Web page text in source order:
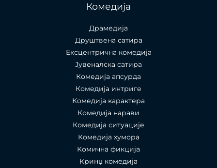
Комедија
Драмедија
Друштвена сатира
Ексцентрична комедија
Јувеналска сатира
Комедија апсурда
Комедија интриге
Комедија карактера
Комедија нарави
Комедија ситуације
Комедија хумора
Комична фикција
Кринџ комедија